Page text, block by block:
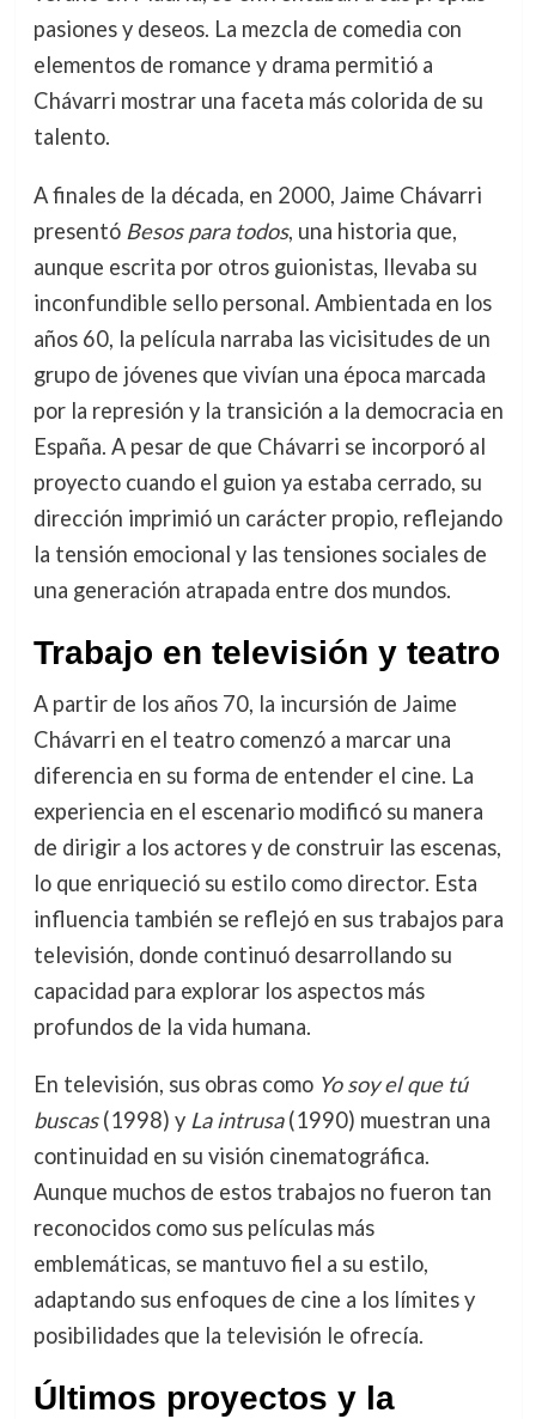
pasiones y deseos. La mezcla de comedia con
elementos de romance y drama permitió a
Chávarri mostrar una faceta más colorida de su
talento.
A finales de la década, en 2000, Jaime Chávarri
presentó Besos para todos, una historia que,
aunque escrita por otros guionistas, llevaba su
inconfundible sello personal. Ambientada en los
años 60, la película narraba las vicisitudes de un
grupo de jóvenes que vivían una época marcada
por la represión y la transición a la democracia en
España. A pesar de que Chávarri se incorporó al
proyecto cuando el guion ya estaba cerrado, su
dirección imprimió un carácter propio, reflejando
la tensión emocional y las tensiones sociales de
una generación atrapada entre dos mundos.
Trabajo en televisión y teatro
A partir de los años 70, la incursión de Jaime
Chávarri en el teatro comenzó a marcar una
diferencia en su forma de entender el cine. La
experiencia en el escenario modificó su manera
de dirigir a los actores y de construir las escenas,
lo que enriqueció su estilo como director. Esta
influencia también se reflejó en sus trabajos para
televisión, donde continuó desarrollando su
capacidad para explorar los aspectos más
profundos de la vida humana.
En televisión, sus obras como Yo soy el que tú
buscas(1998) y La intrusa(1990) muestran una
continuidad en su visión cinematográfica.
Aunque muchos de estos trabajos no fueron tan
reconocidos como sus películas más
emblemáticas, se mantuvo fiel a su estilo,
adaptando sus enfoques de cine a los límites y
posibilidades que la televisión le ofrecía.
Últimos proyectos y la